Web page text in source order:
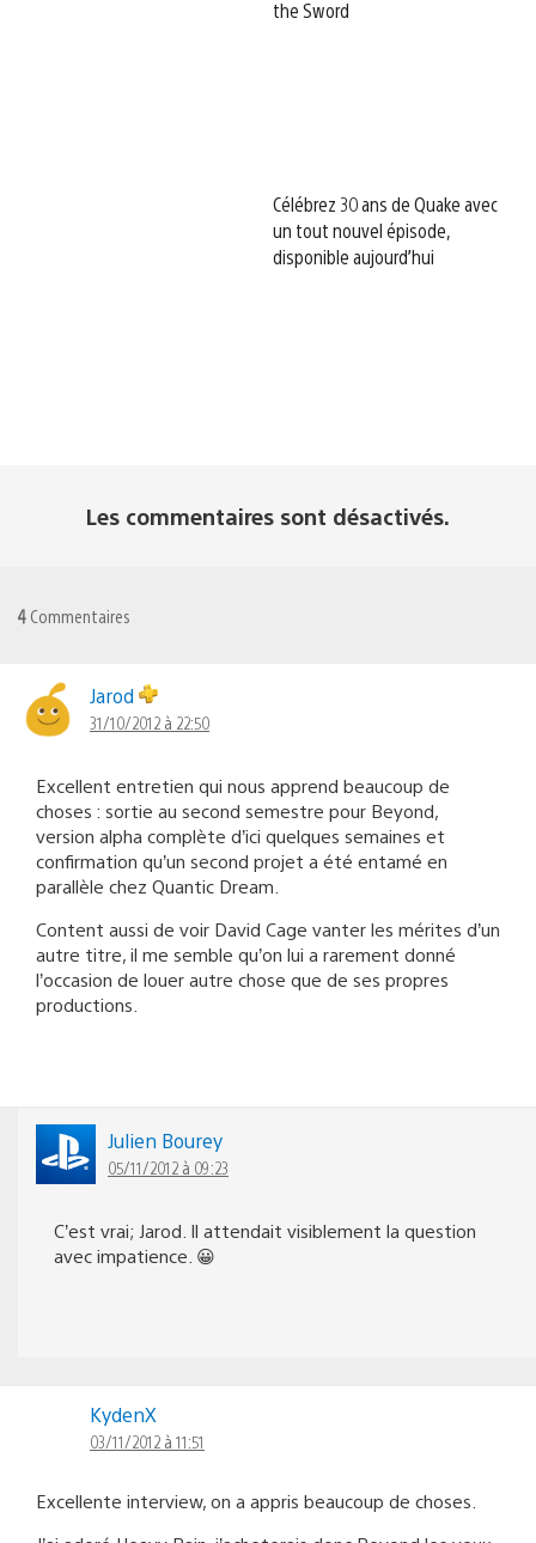
the Sword
Célébrez 30 ans de Quake avec
un tout nouvel épisode,
disponible aujourd’hui
Les commentaires sont désactivés.
4 Commentaires
Jarod
31/10/2012 à 22:50
Excellent entretien qui nous apprend beaucoup de
choses : sortie au second semestre pour Beyond,
version alpha complète d’ici quelques semaines et
confirmation qu’un second projet a été entamé en
parallèle chez Quantic Dream.
Content aussi de voir David Cage vanter les mérites d’un
autre titre, il me semble qu’on lui a rarement donné
l’occasion de louer autre chose que de ses propres
productions.
Julien Bourey
05/11/2012 à 09:23
C’est vrai; Jarod. Il attendait visiblement la question
avec impatience. 😀
KydenX
03/11/2012 à 11:51
Excellente interview, on a appris beaucoup de choses.